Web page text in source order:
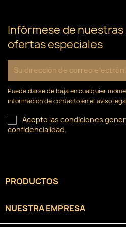
Infórmese de
ofertas especiales
Puede darse de baja en cualquier
información de contacto en el aviso
Acepto las condiciones
confidencialidad.
PRODUCTOS
NUESTRA EMPRESA